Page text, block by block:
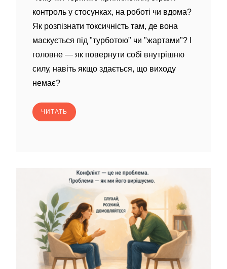
контроль у стосунках, на роботі чи вдома?
Як розпізнати токсичність там, де вона
маскується під "турботою" чи "жартами"? І
головне — як повернути собі внутрішню
силу, навіть якщо здається, що виходу
немає?
ЧИТАТЬ